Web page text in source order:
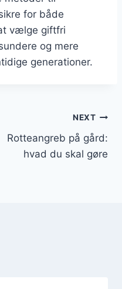
for både
vælge giftfri
og mere
generationer.
NEXT
Rotteangreb på gård:
hvad du skal gøre